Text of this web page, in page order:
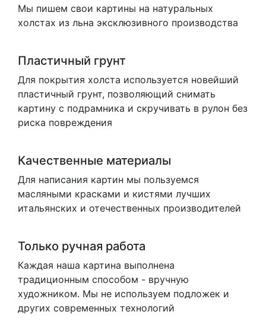
Мы пишем свои картины на натуральных
холстах из льна эксклюзивного производства
Пластичный грунт
Для покрытия холста используется новейший
пластичный грунт, позволяющий снимать
картину с подрамника и скручивать в рулон без
риска повреждения
Качественные материалы
Для написания картин мы пользуемся
масляными красками и кистями лучших
итальянских и отечественных производителей
Только ручная работа
Каждая наша картина выполнена
традиционным способом - вручную
художником. Мы не используем подложек и
других современных технологий